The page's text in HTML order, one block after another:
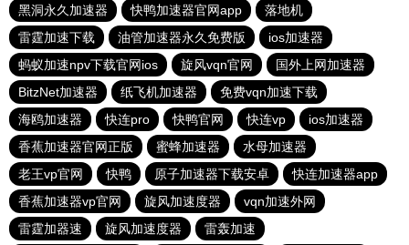
黑洞永久加速器
快鸭加速器官网app
落地机
雷霆加速下载
油管加速器永久免费版
ios加速器
蚂蚁加速npv下载官网ios
旋风vqn官网
国外上网加速器
BitzNet加速器
纸飞机加速器
免费vqn加速下载
海鸥加速器
快连pro 快鸭官网 快连vp
ios加速器
香蕉加速器官网正版
蜜蜂加速器
水母加速器
老王vp官网
快鸭 原子加速器下载安卓
快连加速器app
香蕉加速器vp官网
旋风加速度器
vqn加速外网
雷霆加器速
旋风加速度器 雷轰加速